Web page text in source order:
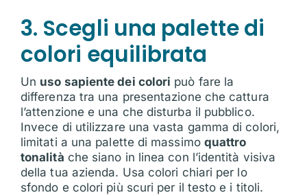
3. Scegli una palette di
colori equilibrata
Un uso sapiente dei colori può fare la
differenza tra una presentazione che cattura
l’attenzione e una che disturba il pubblico.
Invece di utilizzare una vasta gamma di colori,
limitati a una palette di massimo quattro
tonalità che siano in linea con l’identità visiva
della tua azienda. Usa colori chiari per lo
sfondo e colori più scuri per il testo e i titoli.